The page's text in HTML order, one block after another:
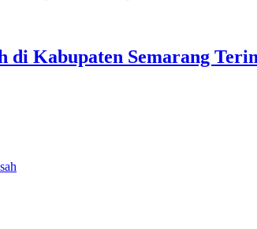
di Kabupaten Semarang